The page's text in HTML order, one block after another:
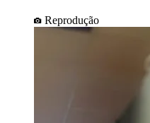
Reprodução